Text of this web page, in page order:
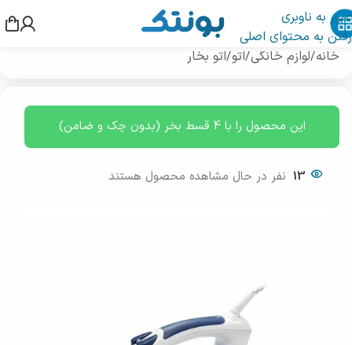
عبور به ناوبری
رفتن به محتوای اصلی
خانه/لوازم خانگی/اتو/اتو بخار
این محصول را با 4 قسط بخر (بدون چک و ضامن)
13 نفر در حال مشاهده محصول هستند